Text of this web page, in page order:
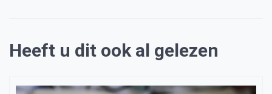
Heeft u dit ook al gelezen